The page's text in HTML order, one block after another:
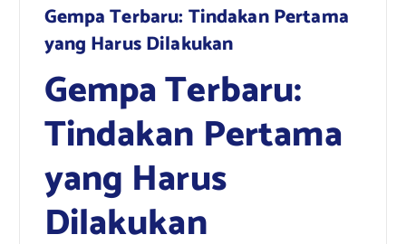
Gempa Terbaru: Tindakan Pertama
yang Harus Dilakukan
Gempa Terbaru:
Tindakan Pertama
yang Harus
Dilakukan